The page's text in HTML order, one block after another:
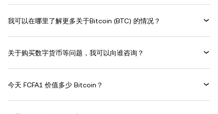
我可以在哪里了解更多关于Bitcoin (BTC) 的情况？
关于购买数字货币等问题，我可以向谁咨询？
今天 FCFA1 价值多少 Bitcoin？